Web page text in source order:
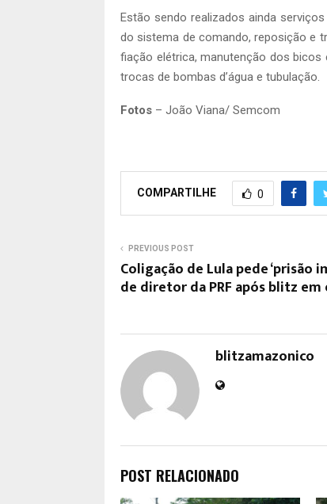
Estão sendo realizados ainda
do sistema de comando, reposição e
fiação elétrica, manutenção dos
trocas de bombas d’água e tubulação.
Fotos – João Viana/ Semcom
COMPARTILHE 0
PREVIOUS POST
Coligação de Lula pede ‘prisão
de diretor da PRF após blitz em
blitzamazonico
POST RELACIONADO